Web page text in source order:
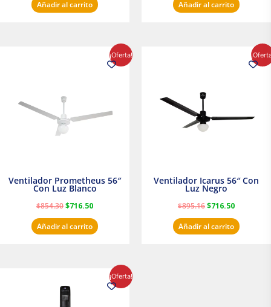
Añadir al carrito Añadir al carrito
¡Oferta!
Ventilador Prometheus 56″
Con Luz Blanco
$854.30$716.50
precio
actual
Añadir al carrito
Ventilador Icarus 56″ Con
Luz Negro
$895.16$716.50
precio
actual
Añadir al carrito
¡Oferta!
original
era:
precio
actual